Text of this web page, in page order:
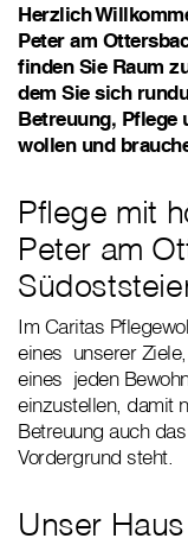
Herzlich
Peter am
finden Sie Raum
dem Sie sich
Betreuung, Pflege
wollen und
Pflege mit
Peter am
Im Caritas
eines unserer
eines jeden
einzustellen, damit
Betreuung auch
Vordergrund steht.
Unser